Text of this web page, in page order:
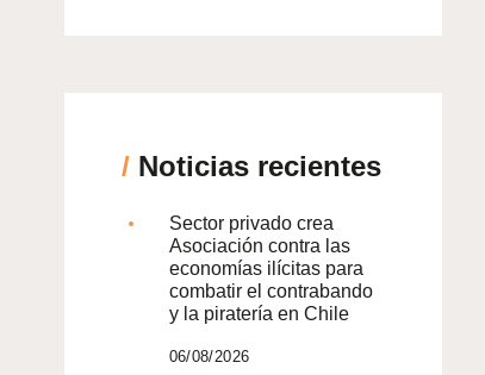
/Noticias recientes
Sector privado crea
Asociación contra las
economías ilícitas para
combatir el contrabando
y la piratería en Chile
06/08/2026